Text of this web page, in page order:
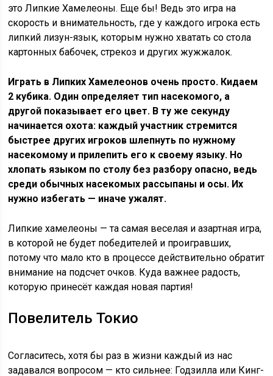
это Липкие Хамелеоны. Еще бы! Ведь это игра на
скорость и внимательность, где у каждого игрока есть
липкий лизун-язык, которым нужно хватать со стола
картонных бабочек, стрекоз и других жужжалок.
Играть в Липких Хамелеонов очень просто. Кидаем
2 кубика. Один определяет тип насекомого, а
другой показывает его цвет. В ту же секунду
начинается охота: каждый участник стремится
быстрее других игроков шлепнуть по нужному
насекомому и прилепить его к своему языку. Но
хлопать языком по столу без разбору опасно, ведь
среди обычных насекомых рассыпаны и осы. Их
нужно избегать — иначе ужалят.
Липкие хамелеоны — та самая веселая и азартная игра,
в которой не будет победителей и проигравших,
потому что мало кто в процессе действительно обратит
внимание на подсчет очков. Куда важнее радость,
которую принесёт каждая новая партия!
Повелитель Токио
Согласитесь, хотя бы раз в жизни каждый из нас
задавался вопросом — кто сильнее: Годзилла или Кинг-